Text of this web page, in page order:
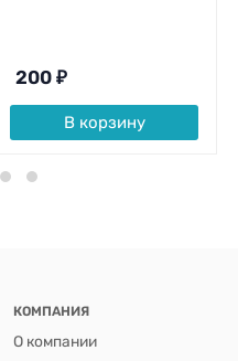
200 ₽
В корзину
КОМПАНИЯ
О компании